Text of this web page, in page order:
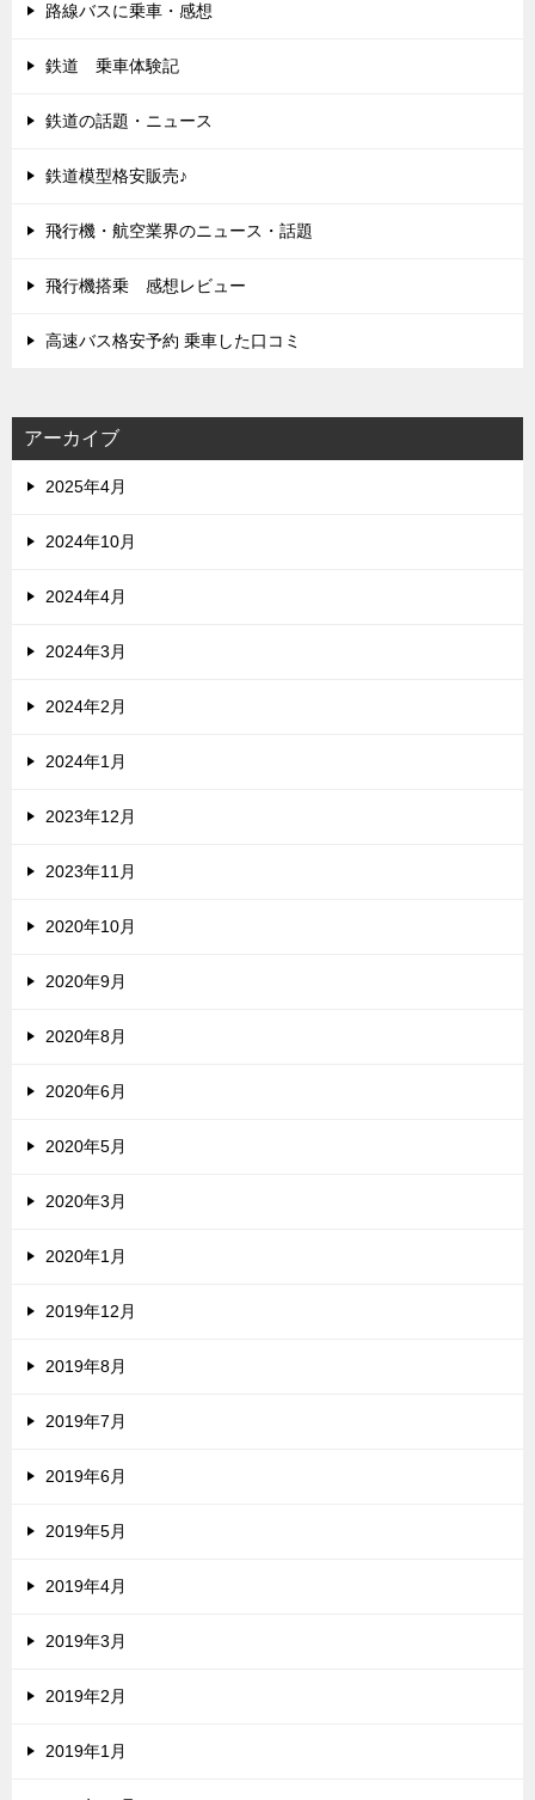
路線バスに乗車・感想
鉄道 乗車体験記
鉄道の話題・ニュース
鉄道模型格安販売♪
飛行機・航空業界のニュース・話題
飛行機搭乗 感想レビュー
高速バス格安予約 乗車した口コミ
アーカイブ
2025年4月
2024年10月
2024年4月
2024年3月
2024年2月
2024年1月
2023年12月
2023年11月
2020年10月
2020年9月
2020年8月
2020年6月
2020年5月
2020年3月
2020年1月
2019年12月
2019年8月
2019年7月
2019年6月
2019年5月
2019年4月
2019年3月
2019年2月
2019年1月